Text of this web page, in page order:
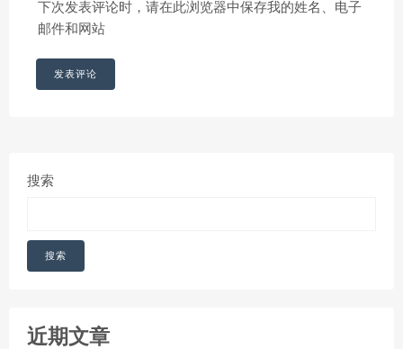
下次发表评论时，请在此浏览器中保存我的姓名、电子
邮件和网站
搜索
搜索
近期文章